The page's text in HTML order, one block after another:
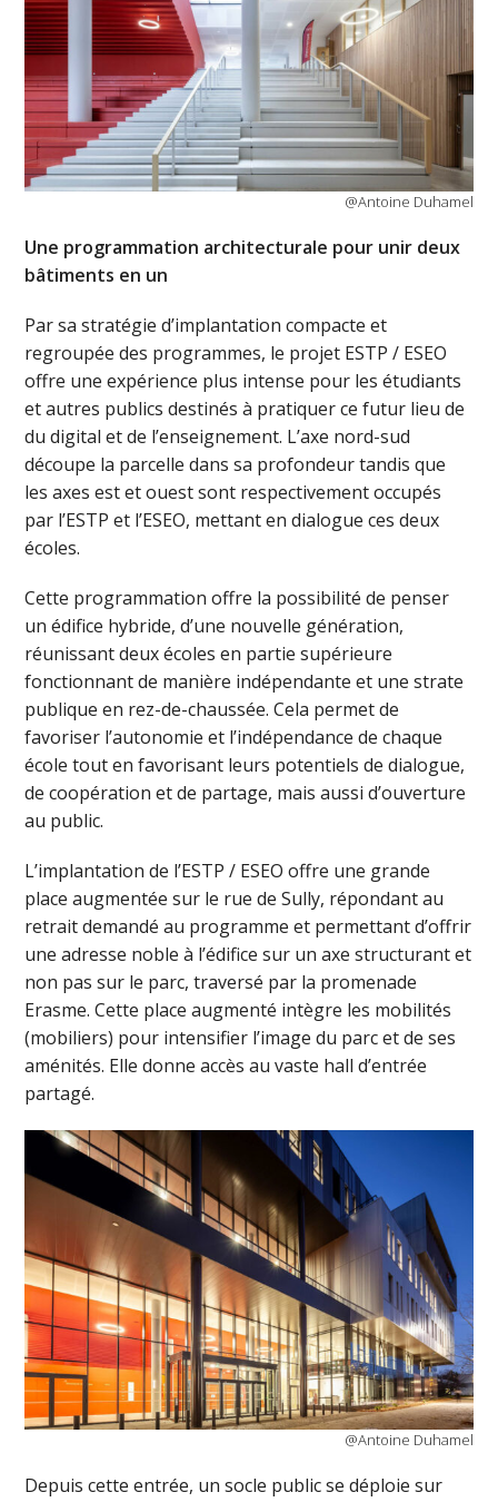
@Antoine Duhamel
Une programmation architecturale pour unir deux
bâtiments en un
Par sa stratégie d’implantation compacte et
regroupée des programmes, le projet ESTP / ESEO
offre une expérience plus intense pour les étudiants
et autres publics destinés à pratiquer ce futur lieu de
du digital et de l’enseignement. L’axe nord-sud
découpe la parcelle dans sa profondeur tandis que
les axes est et ouest sont respectivement occupés
par l’ESTP et l’ESEO, mettant en dialogue ces deux
écoles.
Cette programmation offre la possibilité de penser
un édifice hybride, d’une nouvelle génération,
réunissant deux écoles en partie supérieure
fonctionnant de manière indépendante et une strate
publique en rez-de-chaussée. Cela permet de
favoriser l’autonomie et l’indépendance de chaque
école tout en favorisant leurs potentiels de dialogue,
de coopération et de partage, mais aussi d’ouverture
au public.
L’implantation de l’ESTP / ESEO offre une grande
place augmentée sur le rue de Sully, répondant au
retrait demandé au programme et permettant d’offrir
une adresse noble à l’édifice sur un axe structurant et
non pas sur le parc, traversé par la promenade
Erasme. Cette place augmenté intègre les mobilités
(mobiliers) pour intensifier l’image du parc et de ses
aménités. Elle donne accès au vaste hall d’entrée
partagé.
@Antoine Duhamel
Depuis cette entrée, un socle public se déploie sur